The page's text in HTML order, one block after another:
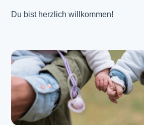
Du bist herzlich willkommen!